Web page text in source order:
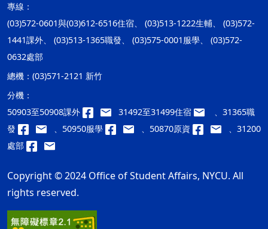
專線：
(03)572-0601與(03)612-6516住宿、 (03)513-1222生輔、 (03)572-
1441課外、 (03)513-1365職發、 (03)575-0001服學、 (03)572-
0632處部
總機： (03)571-2121 新竹
分機：
50903至50908課外
31492至31499住宿
、31365職
發
、50950服學 、50870原資
、31200
處部
Copyright © 2024 Office of Student Affairs, NYCU. All
rights reserved.